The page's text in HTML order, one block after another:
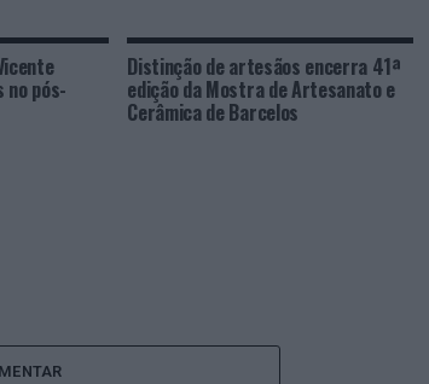
no pós-
Distinção de artesãos encerra 41ª
edição da Mostra de Artesanato e
Cerâmica de Barcelos